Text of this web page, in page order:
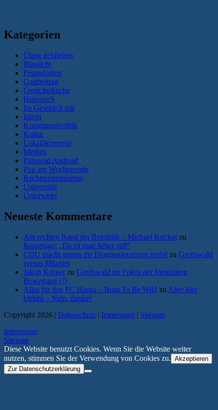
Kategorien
Übrig geblieben
Blaulicht
Festgehalten
Gastbeitrag
Gerüchteküche
Historisch
Im Gespräch mit
Intern
Kommunalpolitik
Kultur
Lokalökonomie
Medien
Paranoid Android
Pop am Wochenende
Rechtsextremismus
Universität
Unterwegs
Neueste Kommentare
Am rechten Rand der Republik – Michael Kockot zu
Reportage: „Da ist man lieber still“
CDU macht gegen die Diagonalquerung mobil zu Greifswald
versus Münster
Jakob Krüger zu Greifswald im Fokus der Identitären
Bewegung (?)
Alles für den FC Hansa – Born To Be Wild zu Aber hier
kleben – Nein, danke!
Copyright 2026 | Datenschutz | Impressum | Sitemap
Impressum
Sitemap
Diese Website benutzt Cookies. Wenn Sie die Website weiter
nutzen, stimmen Sie der Verwendung von Cookies zu. Akzeptieren
Zur Datenschutzerklärung